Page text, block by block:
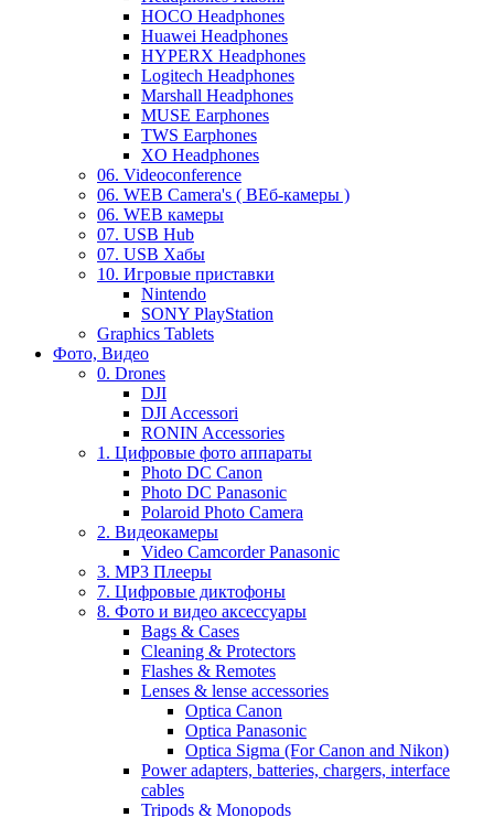
HOCO Headphones
Huawei Headphones
HYPERX Headphones
Logitech Headphones
Marshall Headphones
MUSE Earphones
TWS Earphones
XO Headphones
06. Videoconference
06. WEB Camera's ( ВЕб-камеры )
06. WEB камеры
07. USB Hub
07. USB Хабы
10. Игровые приставки
Nintendo
SONY PlayStation
Graphics Tablets
Фото, Видео
0. Drones
DJI
DJI Accessori
RONIN Accessories
1. Цифровые фото аппараты
Photo DC Canon
Photo DC Panasonic
Polaroid Photo Camera
2. Видеокамеры
Video Camcorder Panasonic
3. MP3 Плееры
7. Цифровые диктофоны
8. Фото и видео аксессуары
Bags & Cases
Cleaning & Protectors
Flashes & Remotes
Lenses & lense accessories
Optica Canon
Optica Panasonic
Optica Sigma (For Canon and Nikon)
Power adapters, batteries, chargers, interface
cables
Tripods & Monopods